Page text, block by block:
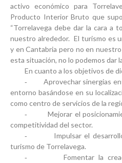
activo económico para
Producto Interior Bruto que
“Torrelavega debe dar la cara a
nuestro alrededor. El turismo es
y en Cantabria pero no en
esta situación, no lo podemos dar
En cuanto a los objetivos de
‐ Aprovechar sinergias
entorno basándose en su
como centro de servicios de la
‐ Mejorar el
competitividad del sector.
‐ Impulsar el desarrollo
turismo de Torrelavega.
‐ Fomentar la